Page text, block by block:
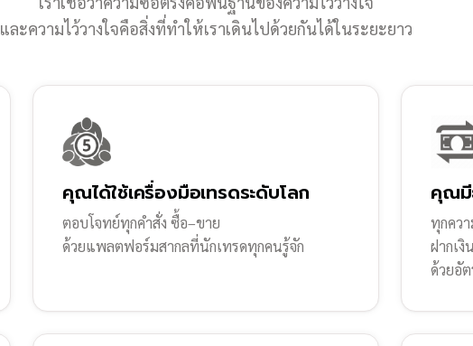
และความไว้วางใจคือสิ่งที่ทำให้เราเดินไปด้วยกันได้ในระยะยาว
คุณได้ใช้เครื่องมือเทรดระดับโลก
ตอบโจทย์ทุกคำสั่ง ซื้อ–ขาย
ด้วยแพลตฟอร์มสากลที่นักเทรดทุกคนรู้จัก
คุณมี
ทุกควา
ฝากเงิ
ด้วยอั